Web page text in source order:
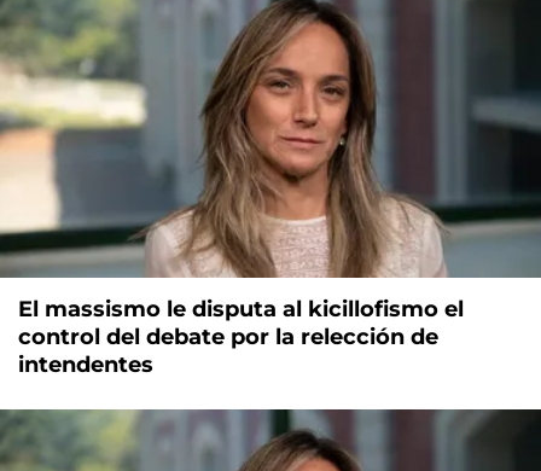
El massismo le disputa al kicillofismo el
control del debate por la relección de
intendentes